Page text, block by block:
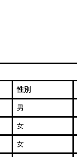
性別
男
女
女